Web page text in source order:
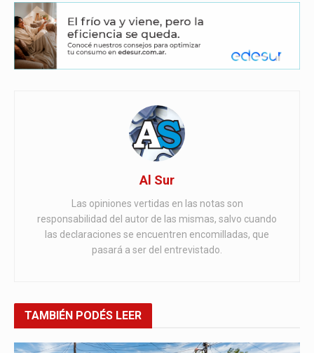
Al Sur
Las opiniones vertidas en las notas son
responsabilidad del autor de las mismas, salvo cuando
las declaraciones se encuentren encomilladas, que
pasará a ser del entrevistado.
TAMBIÉN PODÉS LEER